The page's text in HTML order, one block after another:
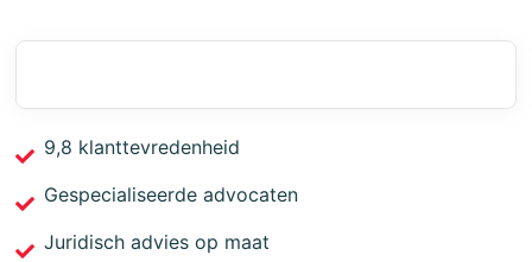
9,8 klanttevredenheid
Gespecialiseerde advocaten
Juridisch advies op maat